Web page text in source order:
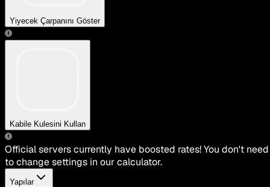
Yiyecek Çarpanını Göster
Kabile Kulesini Kullan
Official servers currently have boosted rates! You don't need
to change settings in our calculator.
Yapılar